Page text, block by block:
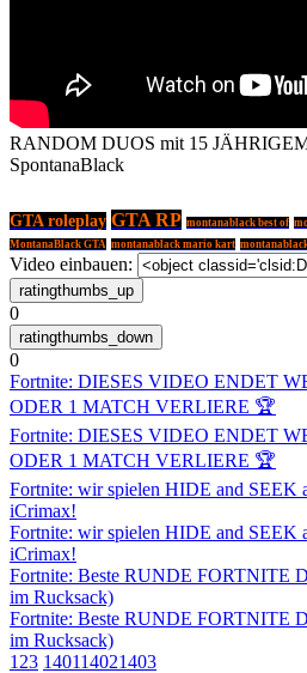
RANDOM DUOS mit 15
SpontanaBlack
GTA roleplay GTA RP montanablack best of
MontanaBlack GTA montanablack mario kart
Video einbauen:
0
0
Fortnite: DIESES VIDEO ENDET
ODER 1 MATCH VERLIERE 🏆
Fortnite: DIESES VIDEO ENDET
ODER 1 MATCH VERLIERE 🏆
Fortnite: wir spielen HIDE and SEEK
iCrimax!
Fortnite: wir spielen HIDE and SEEK
iCrimax!
Fortnite: Beste RUNDE FORTNITE
im Rucksack)
Fortnite: Beste RUNDE FORTNITE
im Rucksack)
1 23 140114021403